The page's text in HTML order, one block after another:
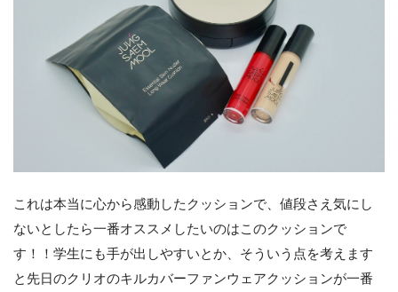
これは本当に心から感動したクッションで、値段さえ気にし
ないとしたら一番オススメしたいのはこのクッションで
す！！学生にも手が出しやすいとか、そういう点を考えます
と先日のクリオのキルカバーファンウェアクッションが一番